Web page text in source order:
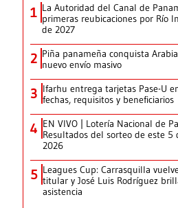
1 La Autoridad del Canal de
primeras reubicaciones por Río
de 2027
2 Piña panameña conquista
nuevo envío masivo
3 Ifarhu entrega tarjetas Pase-U
fechas, requisitos y beneficiarios
4 EN VIVO | Lotería Nacional de
Resultados del sorteo de este 5
2026
5 Leagues Cup: Carrasquilla
titular y José Luis Rodríguez
asistencia